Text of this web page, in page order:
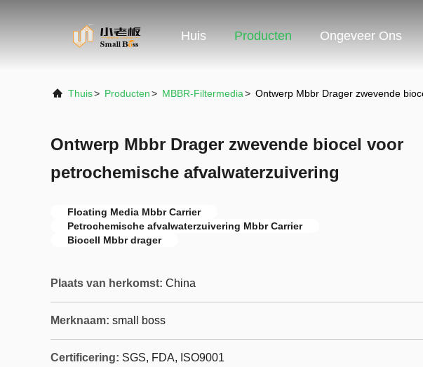
Huis Producten Ongeveer Ons
Thuis> Producten> MBBR-Filtermedia> Ontwerp Mbbr Drager zwevende
Ontwerp Mbbr Drager zwevende biocel voor
petrochemische afvalwaterzuivering
Floating Media Mbbr Carrier
Petrochemische afvalwaterzuivering Mbbr Carrier
Biocell Mbbr drager
Plaats van herkomst: China
Merknaam: small boss
Certificering: SGS, FDA, ISO9001